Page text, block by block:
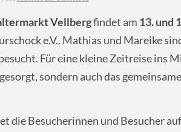
Vellbergfindet am 13. und
e.V.. Mathias und Mareike
Für eine kleine Zeitreise ins
sondern auch das
die Besucherinnen und Besucher